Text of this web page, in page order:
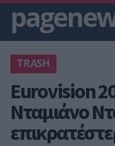
TRASH
Eurovision
Νταμιάνο